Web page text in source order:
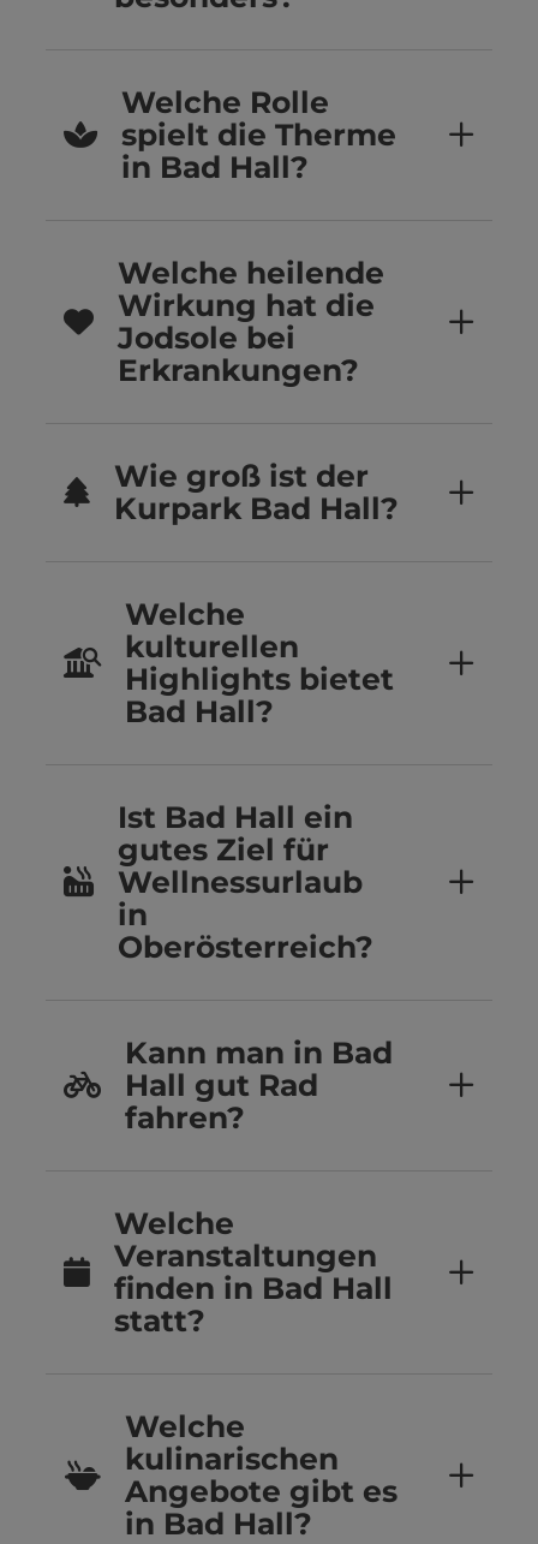
Welche Rolle
spielt die Therme
in Bad Hall?
Welche heilende
Wirkung hat die
Jodsole bei
Erkrankungen?
Wie groß ist der
Kurpark Bad Hall?
Welche
kulturellen
Highlights bietet
Bad Hall?
Ist Bad Hall ein
gutes Ziel für
Wellnessurlaub
in
Oberösterreich?
Kann man in Bad
Hall gut Rad
fahren?
Welche
Veranstaltungen
finden in Bad Hall
statt?
Welche
kulinarischen
Angebote gibt es
in Bad Hall?